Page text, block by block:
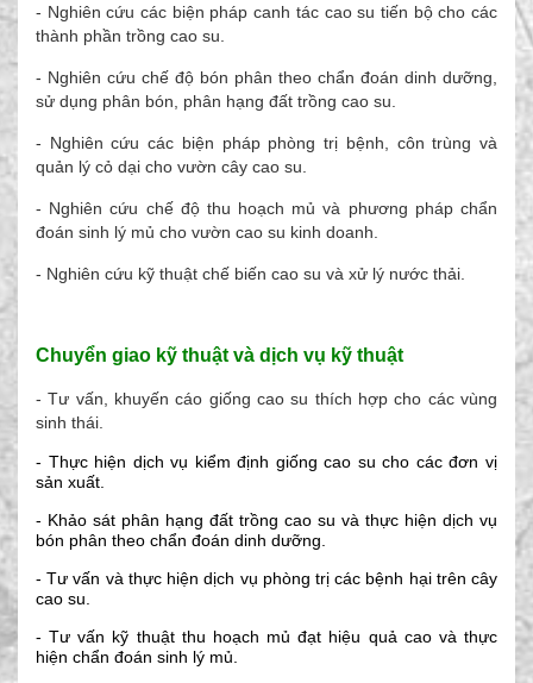
- Nghiên cứu các biện pháp canh tác cao su tiến bộ cho các
thành phần trồng cao su.
- Nghiên cứu chế độ bón phân theo chẩn đoán dinh dưỡng,
sử dụng phân bón, phân hạng đất trồng cao su.
- Nghiên cứu các biện pháp phòng trị bệnh, côn trùng và
quản lý cỏ dại cho vườn cây cao su.
- Nghiên cứu chế độ thu hoạch mủ và phương pháp chẩn
đoán sinh lý mủ cho vườn cao su kinh doanh.
- Nghiên cứu kỹ thuật chế biến cao su và xử lý nước thải.
Chuyển giao kỹ thuật và dịch vụ kỹ thuật
- Tư vấn, khuyến cáo giống cao su thích hợp cho các vùng
sinh thái.
- Thực hiện dịch vụ kiểm định giống cao su cho các đơn vị
sản xuất.
- Khảo sát phân hạng đất trồng cao su và thực hiện dịch vụ
bón phân theo chẩn đoán dinh dưỡng.
- Tư vấn và thực hiện dịch vụ phòng trị các bệnh hại trên cây
cao su.
- Tư vấn kỹ thuật thu hoạch mủ đạt hiệu quả cao và thực
hiện chẩn đoán sinh lý mủ.